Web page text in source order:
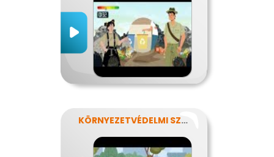
KÖRNYEZETVÉDELMI SZUPERHŐSÖK